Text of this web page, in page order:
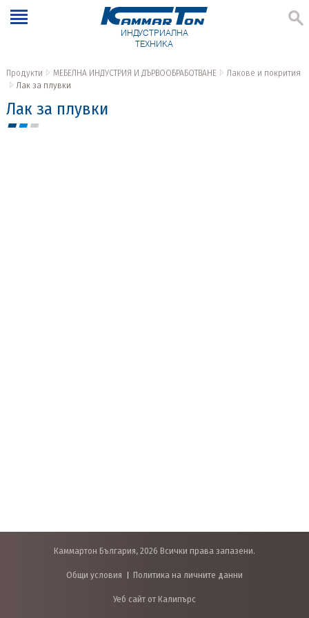
ИНДУСТРИАЛНА
ТЕХНИКА
Продукти МЕБЕЛНА ИНДУСТРИЯ И ДЪРВООБРАБОТВАНЕ
Лакове и покрития
Лак за плувки
Лак за плувки
Каммартон България, 2026 Всички права запазени.
Общи условия Политика на личните данни
Уеб сайт от Калипърс